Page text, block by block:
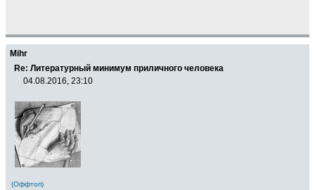
Mihr
Re: Литературный минимум приличного человека
04.08.2016, 23:10
(Оффтоп)